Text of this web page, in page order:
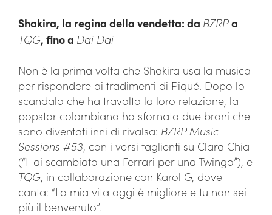
Shakira, la regina della vendetta: da BZRPa
TQG, fino a Dai Dai
Non è la prima volta che Shakira usa la musica
per rispondere ai tradimenti di Piqué. Dopo lo
scandalo che ha travolto la loro relazione, la
popstar colombiana ha sfornato due brani che
sono diventati inni di rivalsa: BZRP Music
Sessions #53, con i versi taglienti su Clara Chia
(“Hai scambiato una Ferrari per una Twingo”), e
TQG, in collaborazione con Karol G, dove
canta: “La mia vita oggi è migliore e tu non sei
più il benvenuto”.